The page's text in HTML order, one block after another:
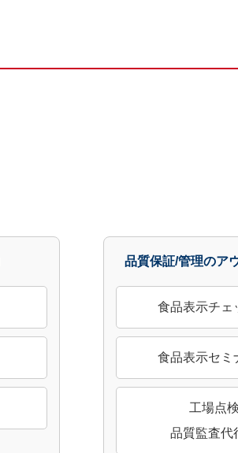
品質保証/管理のア
食品表示チェ
食品表示セミ
工場点
品質監査代